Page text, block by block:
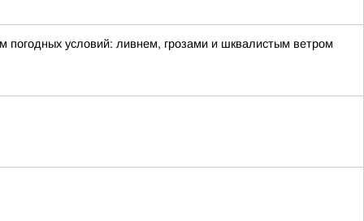
условий: ливнем, грозами и шквалистым ветром